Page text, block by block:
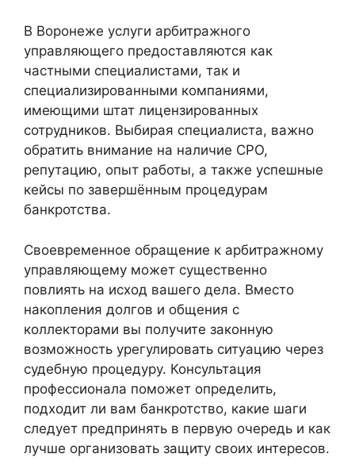
В Воронеже услуги арбитражного
управляющего предоставляются как
частными специалистами, так и
специализированными компаниями,
имеющими штат лицензированных
сотрудников. Выбирая специалиста, важно
обратить внимание на наличие СРО,
репутацию, опыт работы, а также успешные
кейсы по завершённым процедурам
банкротства.
Своевременное обращение к арбитражному
управляющему может существенно
повлиять на исход вашего дела. Вместо
накопления долгов и общения с
коллекторами вы получите законную
возможность урегулировать ситуацию через
судебную процедуру. Консультация
профессионала поможет определить,
подходит ли вам банкротство, какие шаги
следует предпринять в первую очередь и как
лучше организовать защиту своих интересов.